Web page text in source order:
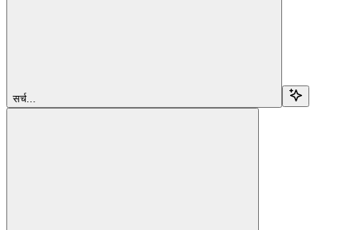
सर्च...